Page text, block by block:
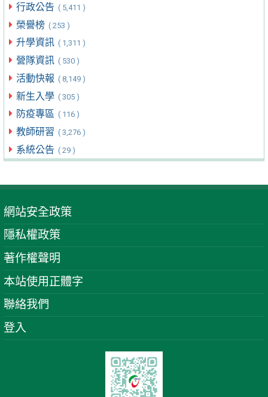
行政公告 ( 5,411 )
榮譽榜 ( 253 )
升學資訊 ( 1,311 )
營隊資訊 ( 530 )
活動快報 ( 8,149 )
新生入學 ( 305 )
防疫專區 ( 116 )
教師研習 ( 3,276 )
系統公告 ( 29 )
網站安全政策
隱私權政策
著作權聲明
本站使用正體字
聯絡我們
登入